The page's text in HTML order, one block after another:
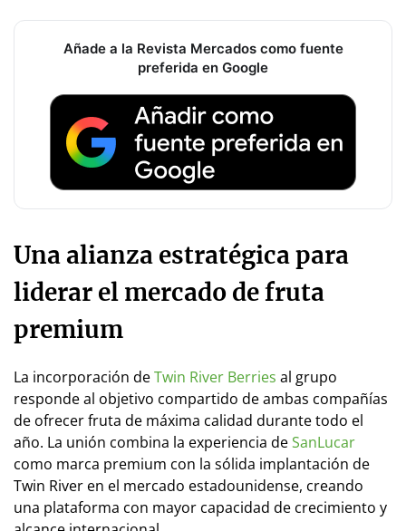
Añade a la Revista Mercados como fuente
preferida en Google
Una alianza estratégica para
liderar el mercado de fruta
premium
La incorporación deTwin River Berries al grupo
responde al objetivo compartido de ambas compañías
de ofrecer fruta de máxima calidad durante todo el
año. La unión combina la experiencia deSanLucar
como marca premium con la sólida implantación de
Twin River en el mercado estadounidense, creando
una plataforma con mayor capacidad de crecimiento y